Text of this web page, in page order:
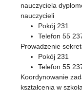
nauczyciela
nauczycieli
Pokój 231
Telefon 55
Prowadzenie
Pokój 231
Telefon 55
Koordynowanie
kształcenia w